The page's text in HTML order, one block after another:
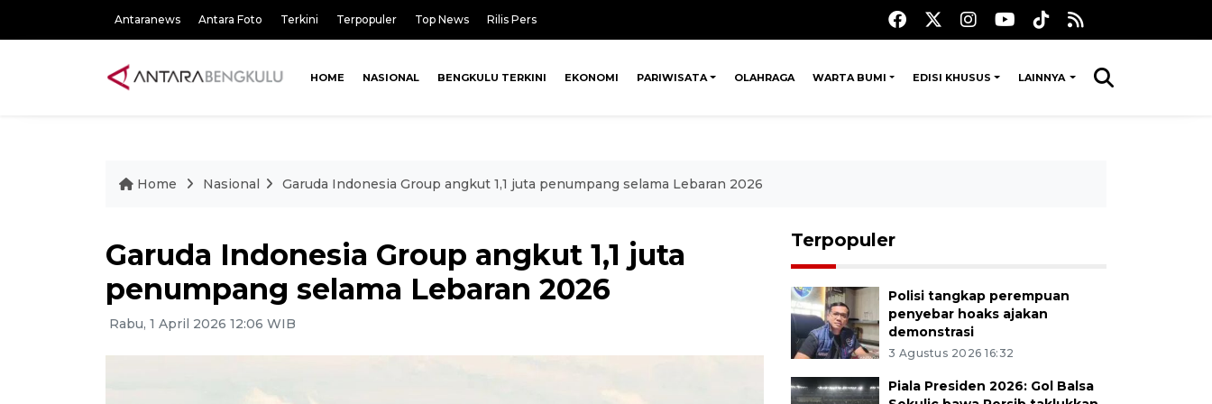
Antaranews Antara Foto Terkini Terpopuler Top News Rilis Pers
HOME NASIONAL BENGKULU TERKINI EKONOMI PARIWISATA OLAHRAGA WARTA BUMI EDISI KHUSUS LAINNYA
Home Nasional Garuda Indonesia Group angkut 1,1 juta penumpang selama Lebaran 2026
Garuda Indonesia Group angkut 1,1 juta
penumpang selama Lebaran 2026
Rabu, 1 April 2026 12:06 WIB
Terpopuler
Polisi tangkap perempuan
penyebar hoaks ajakan
demonstrasi
3 Agustus 2026 16:32
Piala Presiden 2026: Gol Balsa